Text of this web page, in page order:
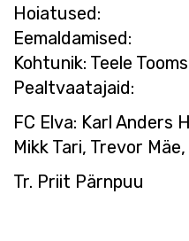
Hoiatused:
Eemaldamised:
Kohtunik: Teele
Pealtvaatajaid:
FC Elva: Karl Anders
Mikk Tari, Trevor
Tr. Priit Pärnpuu